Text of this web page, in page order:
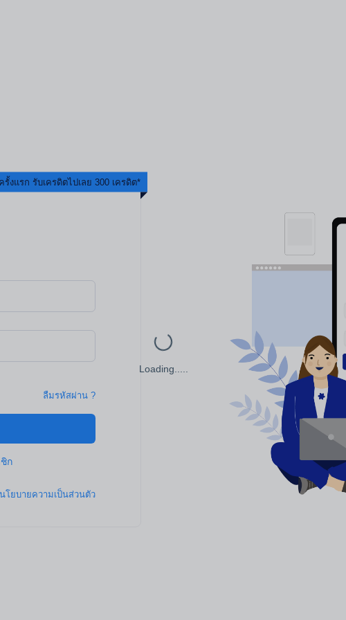
Loading.....
รั้งแรก รับเครดิตไปเลย 300 เครดิต*
ลืมรหัสผ่าน ?
ก
นโยบายความเป็นส่วนตัว